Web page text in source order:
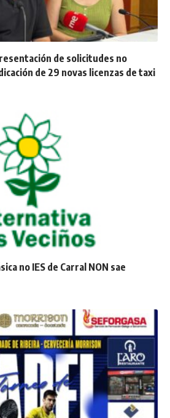
de solicitudes no
de 29 novas licenzas de taxi
no IES de Carral NON sae